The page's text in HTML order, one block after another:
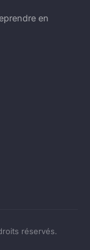
en
réservés.